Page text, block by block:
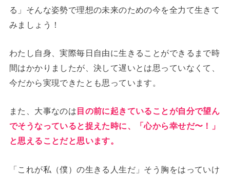
る」そんな姿勢で理想の未来のための今を全力て生きて
みましょう！
わたし自身、実際毎日自由に生きることができるまで時
間はかかりましたが、決して遅いとは思っていなくて、
今だから実現できたとも思っています。
また、大事なのは 目の前に起きていることが自分で望ん
でそうなっていると捉えた時に、「心から幸せだ〜！」
と思えることだと思います。
「これが私（僕）の生きる人生だ」そう胸をはっていけ